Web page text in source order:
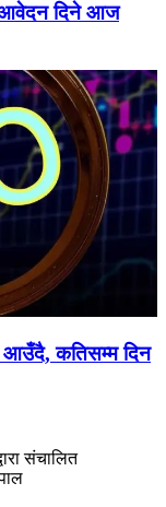
आवेदन दिने आज
आउँदै, कतिसम्म दिन
संचालित